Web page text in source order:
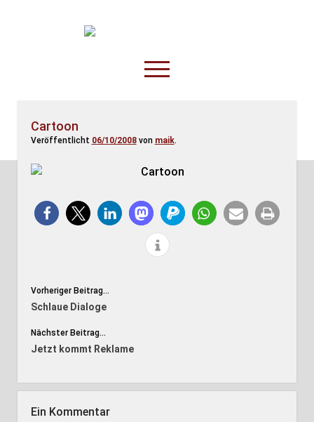
TruckOnline.de
open
menu
Anderswo
Spesenliste
Disposition
Cartoon
Veröffentlicht 06/10/2008von maik.
Vorheriger Beitrag...
Schlaue Dialoge
Nächster Beitrag...
Jetzt kommt Reklame
Ein Kommentar